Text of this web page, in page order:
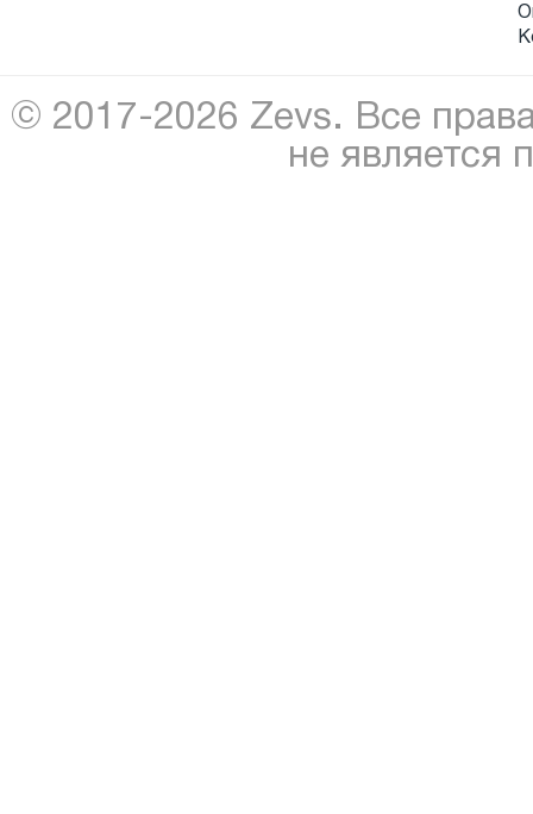
© 2017-2026 Zevs. Все
не является